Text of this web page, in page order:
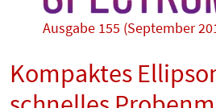
Ausgabe 155 (September
Kompaktes